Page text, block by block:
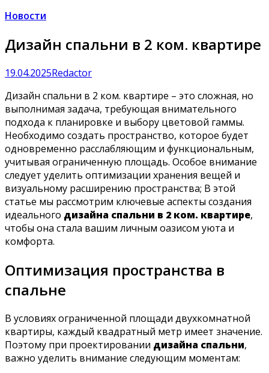
Новости
Дизайн спальни в 2 ком. квартире
19.04.2025Redactor
Дизайн спальни в 2 ком. квартире – это сложная, но
выполнимая задача, требующая внимательного
подхода к планировке и выбору цветовой гаммы.
Необходимо создать пространство, которое будет
одновременно расслабляющим и функциональным,
учитывая ограниченную площадь. Особое внимание
следует уделить оптимизации хранения вещей и
визуальному расширению пространства; В этой
статье мы рассмотрим ключевые аспекты создания
идеального дизайна спальни в 2 ком. квартире,
чтобы она стала вашим личным оазисом уюта и
комфорта.
Оптимизация пространства в
спальне
В условиях ограниченной площади двухкомнатной
квартиры, каждый квадратный метр имеет значение.
Поэтому при проектировании дизайна спальни,
важно уделить внимание следующим моментам: